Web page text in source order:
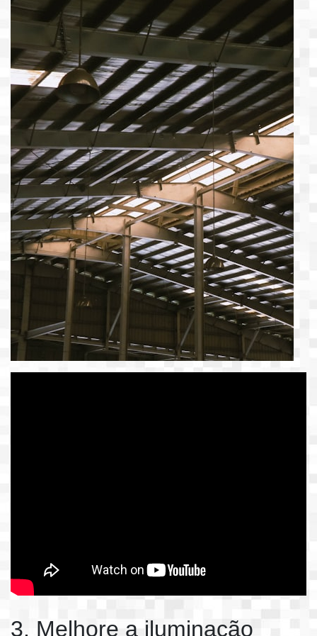
3. Melhore a iluminação